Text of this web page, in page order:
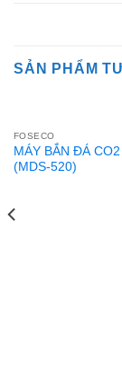
SẢN PHẨM
FOSECO
MÁY BẮN ĐÁ
(MDS-520)